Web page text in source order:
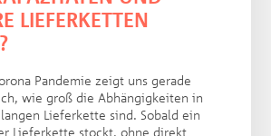
LIEFERKETTEN
Pandemie zeigt uns gerade
wie groß die Abhängigkeiten in
Lieferkette sind. Sobald ein
Lieferkette stockt, ohne direkt